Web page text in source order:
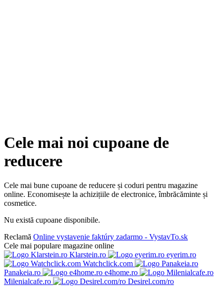
Cele mai noi cupoane de
reducere
Cele mai bune cupoane de reducere și coduri pentru magazine
online. Economisește la achizițiile de electronice, îmbrăcăminte și
cosmetice.
Nu există cupoane disponibile.
Reclamă Online vystavenie faktúry zadarmo - VystavTo.sk
Cele mai populare magazine online
Klarstein.ro
eyerim.ro
Watchclick.com
Panakeia.ro
e4home.ro
Milenialcafe.ro
Desirel.com/ro